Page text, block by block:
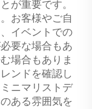
が重要です。
お客様やご自
イベントでの
要な場合もあ
場合もありま
ンドを確認し
ニマリストデ
ある雰囲気を